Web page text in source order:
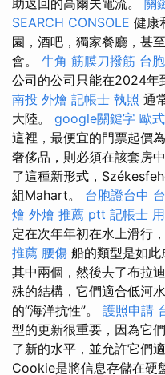
助返回的高爾夫電流。 關
SEARCH CONSOLE 健康
園，酒吧，獨家餐廳，甚
會。 牛角 筋膜刀撥筋 台
公司的公司只能在2024年
南投 外燴 記帳士 執照 通
大陸。 google關鍵字 歐
這裡，最便宜的門票起價
奢侈品，則必須在該套房
了這種新形式，
組Mahart。 台胞證台中
燴 外燴 推薦 ptt 記帳士
定在次年年初在水上滑行
推薦 腰傷 船的類型是如
其中兩個，然後去了布拉
殊的結構，它們適合低河
的“海洋抗性”。 護照申請
型的更新很重要，因為它
了新的水平，並允許它們
Cookie是將信息存儲在硬